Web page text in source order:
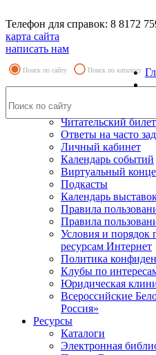
Телефон для справок: 8 8172
карта сайта
написать нам
Поиск по сайту Поиск по каталогу
Читательский
Ответы на часто
Личный кабинет
Календарь событий
Виртуальный
Подкасты
Календарь
Правила
Правила
Условия и порядок
ресурсам Интернет
Политика
Клубы по
Юридическая
Всероссийские
Россия»
Ресурсы
Каталоги
Электронная